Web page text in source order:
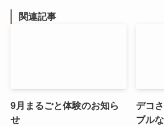
関連記事
9月まるごと体験のお知ら
せ
デコ
ブル